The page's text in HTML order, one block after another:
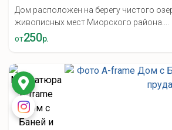
Дом расположен на берегу чистого
живописных мест Миорского района....
от250р.